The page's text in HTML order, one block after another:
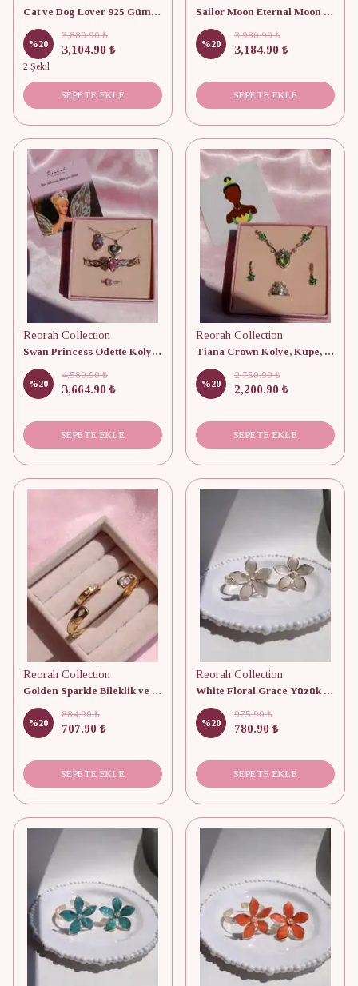
Cat ve Dog Lover 925 Gümüş Set
%20
3,880.90 ₺
3,104.90 ₺
2 Şekil
SEPETE EKLE
Sailor Moon Eternal Moon Crisis Compact Set
%20
3,980.90 ₺
3,184.90 ₺
SEPETE EKLE
Reorah Collection
Swan Princess Odette Kolye, Yüzük, Bileklik Set
%20
4,580.90 ₺
3,664.90 ₺
SEPETE EKLE
Reorah Collection
Tiana Crown Kolye, Küpe, Yüzük Set
%20
2,750.90 ₺
2,200.90 ₺
SEPETE EKLE
Reorah Collection
Golden Sparkle Bileklik ve Yüzük Set
%20
884.90 ₺
707.90 ₺
SEPETE EKLE
Reorah Collection
White Floral Grace Yüzük ve Bileklik Set
%20
975.90 ₺
780.90 ₺
SEPETE EKLE